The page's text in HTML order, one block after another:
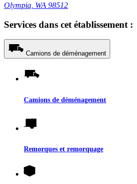
Olympia, WA 98512
Services dans cet établissement :
Camions de déménagement
Camions de déménagement
Remorques et remorquage